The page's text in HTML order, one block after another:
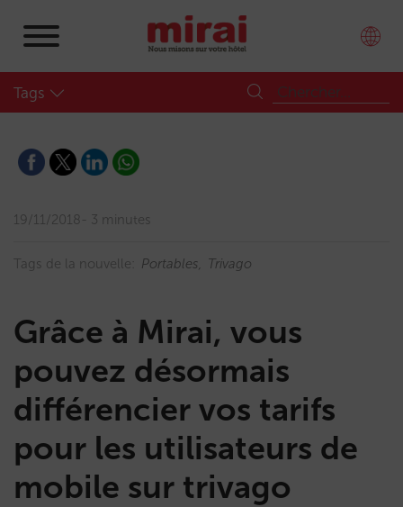
Tags
19/11/2018 3 minutes
Tags de la nouvelle: Portables Trivago
Grâce à Mirai, vous
pouvez désormais
différencier vos tarifs
pour les utilisateurs de
mobile sur trivago